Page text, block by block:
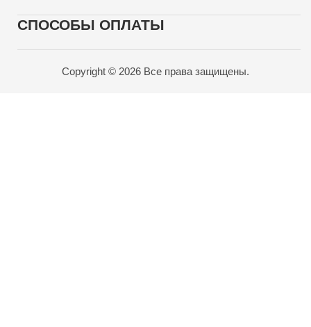
СПОСОБЫ ОПЛАТЫ
Copyright © 2026 Все права защищены.